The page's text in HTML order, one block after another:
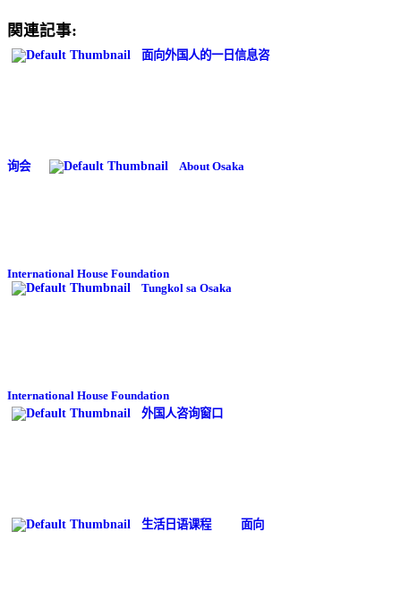
関連記事:
面向外国人的一日信息咨
询会 About Osaka
International House Foundation
Tungkol sa Osaka
International House Foundation
外国人咨询窗口
生活日语课程 面向